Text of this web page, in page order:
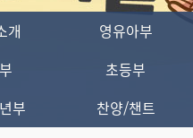
개
영유아부
초등부
부
찬양/챈트